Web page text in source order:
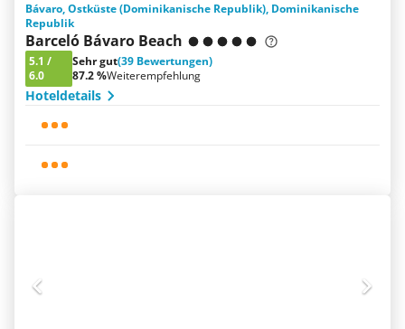
Bávaro, Ostküste (Dominikanische Republik), Dominikanische
Republik
Barceló Bávaro Beach
5.1 /
6.0
Sehr gut(39 Bewertungen)
87.2 %Weiterempfehlung
Hoteldetails